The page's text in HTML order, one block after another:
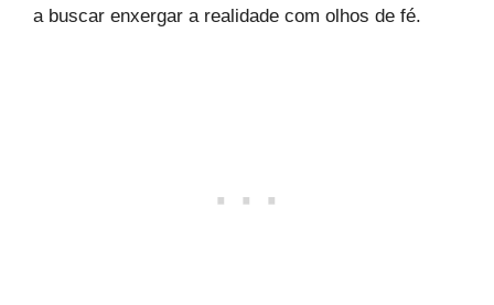
a buscar enxergar a realidade com olhos de fé.